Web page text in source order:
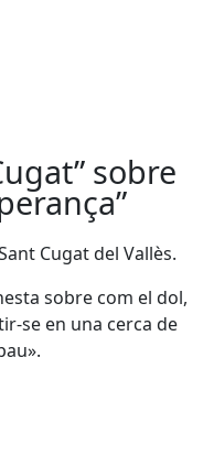
sobre
Cugat del Vallès.
sobre com el dol,
se en una cerca de